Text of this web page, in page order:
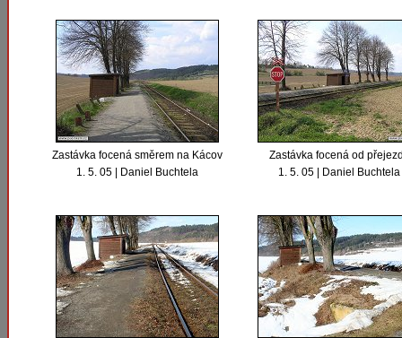
Zastávka focená směrem na Kácov
1. 5. 05 | Daniel Buchtela
Zastávka focená od
1. 5. 05 | Daniel Buchtela